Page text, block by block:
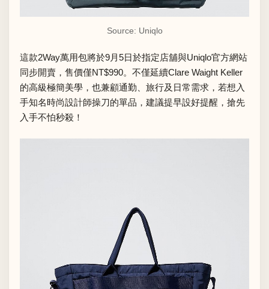
Source: Uniqlo
這款2Way萬用包將於9月5日於指定店舖與Uniqlo官方網站
同步開賣，售價僅NT$990。不僅延續Clare Waight Keller
的高級極簡美學，也兼顧通勤、旅行及日常需求，若想入
手知名時尚設計師操刀的單品，建議提早設好提醒，搶先
入手不怕秒殺！